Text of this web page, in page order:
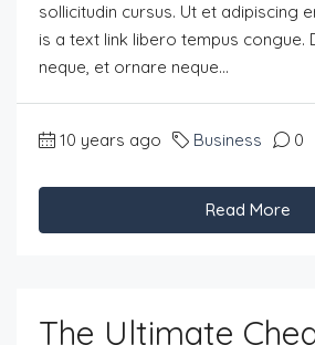
sollicitudin cursus. Ut et adipiscing
is a text link libero tempus congue.
neque, et ornare neque...
10 years ago Business 0
Read More
The Ultimate